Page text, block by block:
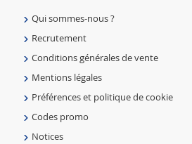
Qui sommes-nous ?
Recrutement
Conditions générales de vente
Mentions légales
Préférences et politique de cookie
Codes promo
Notices